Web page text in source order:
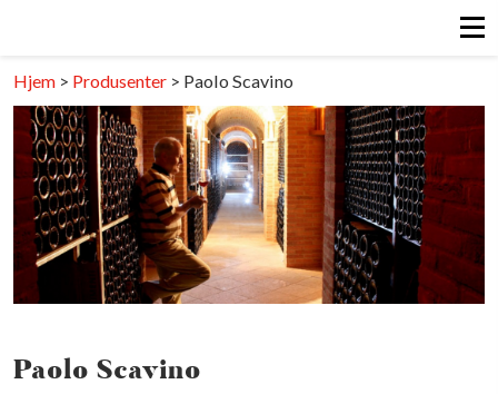
Hjem > Produsenter > Paolo Scavino
Paolo Scavino